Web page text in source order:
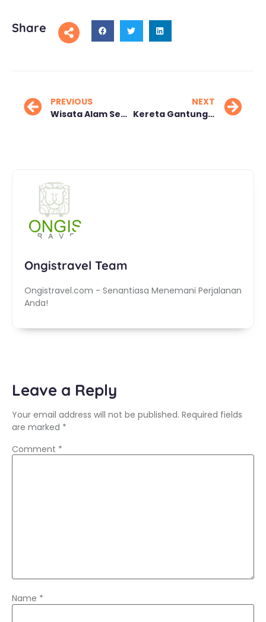
Share
PREVIOUS
Wisata Alam Sepi dan Murah, Alternatif Menarik dari Puncak
NEXT
Kereta Gantung Rinjani Batal, Investor Hilang
Ongistravel Team
Ongistravel.com - Senantiasa Menemani Perjalanan
Anda!
Leave a Reply
Your email address will not be published. Required fields
are marked *
Comment *
Name *